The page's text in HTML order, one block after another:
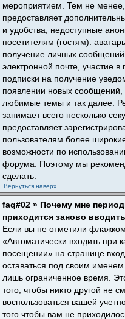
мероприятием. Тем не
предоставляет
и удобства, недоступные
посетителям (гостям):
получение личных
электронной почте, участие в
подписки на получение
появлении новых сообщений,
любимые темы и так далее.
занимает всего несколько
предоставляет
пользователям более
возможности по
форума. Поэтому мы
сделать.
Вернуться наверх
faq#02 » Почему мне
приходится заново
Если вы не отметили
«Автоматически входить при
посещении» на странице
оставаться под своим
лишь ограниченное время.
того, чтобы никто другой не
воспользоваться вашей
того чтобы вам не